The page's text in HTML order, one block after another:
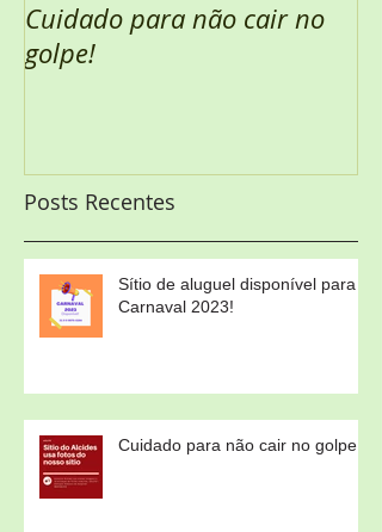
Cuidado para não cair no
golpe!
Posts Recentes
Sítio de aluguel disponível para
Carnaval 2023!
Cuidado para não cair no golpe!